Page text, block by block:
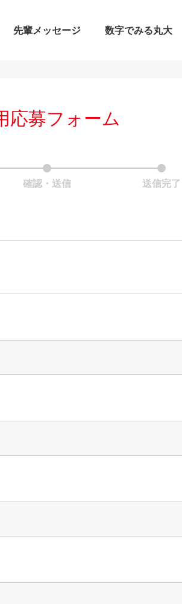
先輩メッセージ 数字でみる丸大
応募フォーム
確認・送信 送信完了